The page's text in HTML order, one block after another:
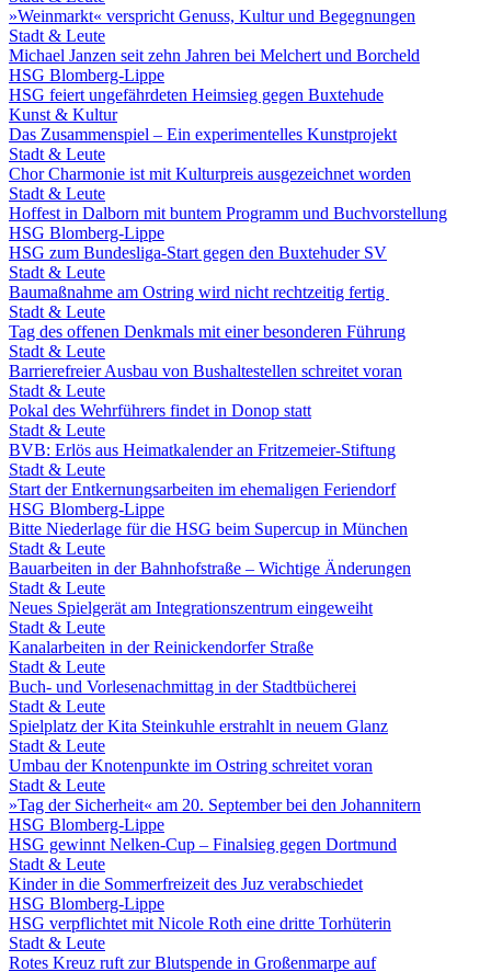
»Weinmarkt« verspricht Genuss, Kultur und Begegnungen
Stadt & Leute
Michael Janzen seit zehn Jahren bei Melchert und Borcheld
HSG Blomberg-Lippe
HSG feiert ungefährdeten Heimsieg gegen Buxtehude
Kunst & Kultur
Das Zusammenspiel – Ein experimentelles Kunstprojekt
Stadt & Leute
Chor Charmonie ist mit Kulturpreis ausgezeichnet worden
Stadt & Leute
Hoffest in Dalborn mit buntem Programm und Buchvorstellung
HSG Blomberg-Lippe
HSG zum Bundesliga-Start gegen den Buxtehuder SV
Stadt & Leute
Baumaßnahme am Ostring wird nicht rechtzeitig fertig
Stadt & Leute
Tag des offenen Denkmals mit einer besonderen Führung
Stadt & Leute
Barrierefreier Ausbau von Bushaltestellen schreitet voran
Stadt & Leute
Pokal des Wehrführers findet in Donop statt
Stadt & Leute
BVB: Erlös aus Heimatkalender an Fritzemeier-Stiftung
Stadt & Leute
Start der Entkernungsarbeiten im ehemaligen Feriendorf
HSG Blomberg-Lippe
Bitte Niederlage für die HSG beim Supercup in München
Stadt & Leute
Bauarbeiten in der Bahnhofstraße – Wichtige Änderungen
Stadt & Leute
Neues Spielgerät am Integrationszentrum eingeweiht
Stadt & Leute
Kanalarbeiten in der Reinickendorfer Straße
Stadt & Leute
Buch- und Vorlesenachmittag in der Stadtbücherei
Stadt & Leute
Spielplatz der Kita Steinkuhle erstrahlt in neuem Glanz
Stadt & Leute
Umbau der Knotenpunkte im Ostring schreitet voran
Stadt & Leute
»Tag der Sicherheit« am 20. September bei den Johannitern
HSG Blomberg-Lippe
HSG gewinnt Nelken-Cup – Finalsieg gegen Dortmund
Stadt & Leute
Kinder in die Sommerfreizeit des Juz verabschiedet
HSG Blomberg-Lippe
HSG verpflichtet mit Nicole Roth eine dritte Torhüterin
Stadt & Leute
Rotes Kreuz ruft zur Blutspende in Großenmarpe auf